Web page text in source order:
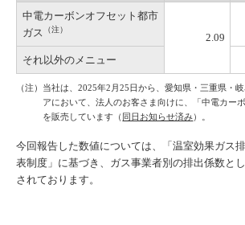
中電カーボンオフセット都市
ガス
（注）
2.09
それ以外のメニュー
（注）当社は、2025年2月25日から、愛知県・三重県・
アにおいて、法人のお客さま向けに、「中電カー
を販売しています（ 同日お知らせ済み）。
今回報告した数値については、「温室効果ガス
表制度」に基づき、ガス事業者別の排出係数と
されております。